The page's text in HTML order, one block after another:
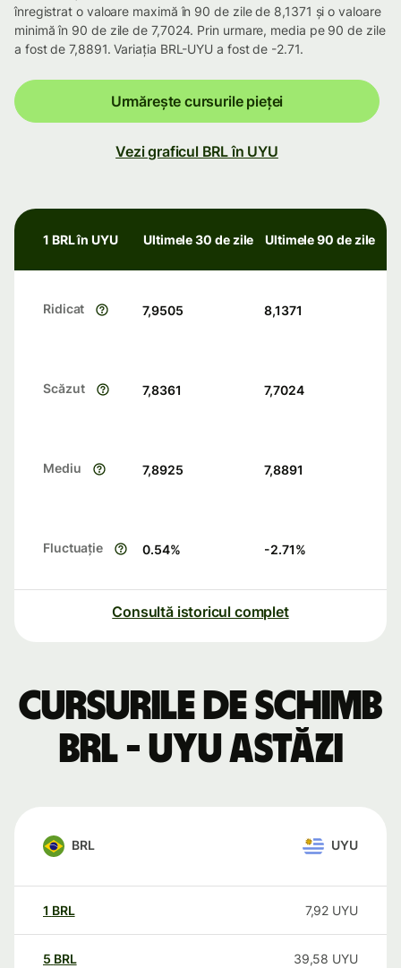
înregistrat o valoare maximă în 90 de zile de 8,1371 și o valoare
minimă în 90 de zile de 7,7024. Prin urmare, media pe 90 de zile
a fost de 7,8891. Variația BRL-UYU a fost de -2.71.
Urmărește cursurile pieței
Vezi graficul BRL în UYU
1 BRL în UYU Ultimele 30 de zile Ultimele 90 de zile
Ridicat 7,9505 8,1371
Scăzut 7,8361 7,7024
Mediu 7,8925 7,8891
Fluctuație 0.54% -2.71%
Consultă istoricul complet
Cursurile de schimb
BRL - UYU astăzi
BRL UYU
1 BRL 7,92 UYU
5 BRL 39,58 UYU